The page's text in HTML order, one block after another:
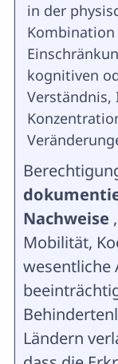
in der
kognitiven
Nachweise
Mobilität,
wesentliche
Ländern